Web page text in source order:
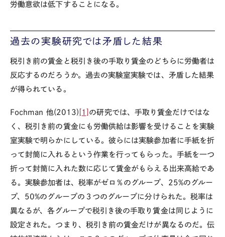
労働意欲は低下することになる。
過去の実験研究では矛盾した結果
税引き前の賃金と税引き後の手取り賃金のどちらに労働者は
反応するのだろうか。過去の実験室実験では、矛盾した結果
が得られている。
Fochman 他(2013) [1] の研究では、手取り賃金だけではな
く、税引き前の賃金にも労働供給は影響を受けることを実験
室実験で明らかにしている。彼らには実験参加者に手紙を折
って封筒に入れるという作業を行ってもらった。手紙を一つ
折って封筒に入れた数に応じて賃金がもらえる出来高給であ
る。実験参加者は、税率がゼロ％のグループ、 25%のグルー
プ、 50%のグループの３つのグループに分けられた。税率は
異なるが、各グループで税引き後の手取り賃金は同じように
設定された。つまり、税引き前の賃金だけが異なるのだ。伝